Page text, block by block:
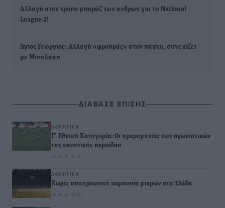
Αλλαγή στον τρόπο μπαράζ των ανδρών για τη National
League 2!
Άγιος Γεώργιος: Αλλαγή «φρουράς» στον πάγκο, συνεχίζει
με Μιχαλάκη
ΔΙΑΒΑΣΕ ΕΠΙΣΗΣ
ΑΘΛΗΤΙΚΆ
Γ’ Εθνική Κατηγορία: Οι ημερομηνίες των αγωνιστικών
της κανονικής περιόδου
08.08.26 · 12:40
ΑΘΛΗΤΙΚΆ
Χωρίς υποχρεωτική παρουσία μικρών στη 12άδα
08.08.26 · 12:00